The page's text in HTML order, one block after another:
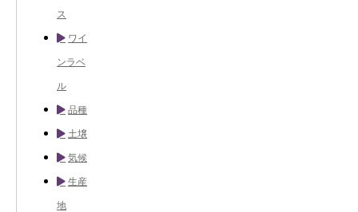
ス
ワイ
ンラベ
ル
品種
土壌
気候
生産
地